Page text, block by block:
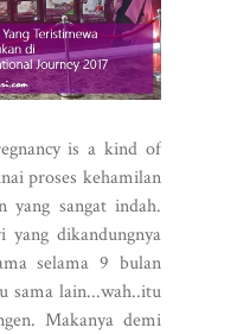
is a kind of
proses kehamilan
yang sangat indah.
dikandungnya
selama 9 bulan
sama lain...wah..itu
Makanya demi